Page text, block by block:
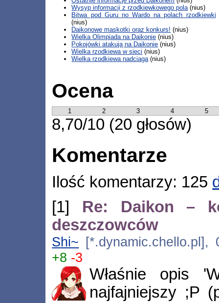
Wysyp informacji z rzodkiewkowego pola (nius)
Bitwa pod Guru no Wardo na polach rzodkiewki
(nius)
Daikonowe maskotki oraz konkurs! (nius)
Wielka Olimpiada na Daikonie (nius)
Pokojówki atakują na Daikonie (nius)
Wielka rzodkiewa w sieci (nius)
Wielka rzodkiewa nadciaga (nius)
Ocena
1 2 3 4 5
8,70/10 (20 głosów)
Komentarze
Ilość komentarzy: 125
[1] Re: Daikon –
deszczowców
Shi~ [*.dynamic.chello.pl],
+8 -3
Właśnie opis
najfajniejszy ;P